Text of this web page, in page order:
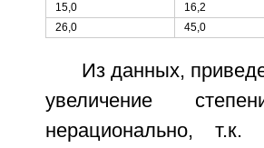
15,0
16,2
26,0
45,0
Из данных,
увеличение
нерационально, т.к.